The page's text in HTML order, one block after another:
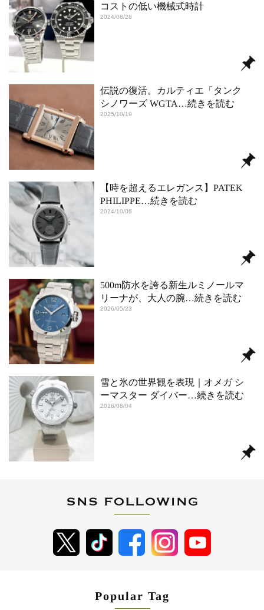
コストの低い機械式時計
2024/08/28
伝説の復活。カルティエ「タンク
シノワーズ WGTA …続きを読む
2025/10/19
【時を超えるエレガンス】PATEK
PHILIPPE…続きを読む
2024/10/06
500m防水を誇る新生ルミノールマ
リーナが、大人の腕…続きを読む
2026/05/23
雪と氷の世界観を表現｜オメガ シ
ーマスター ダイバー…続きを読む
2026/08/04
Popular Tag